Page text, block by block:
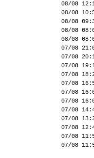
08/08
08/08
08/08
08/08
08/08
07/08
07/08
07/08
07/08
07/08
07/08
07/08
07/08
07/08
07/08
07/08
07/08